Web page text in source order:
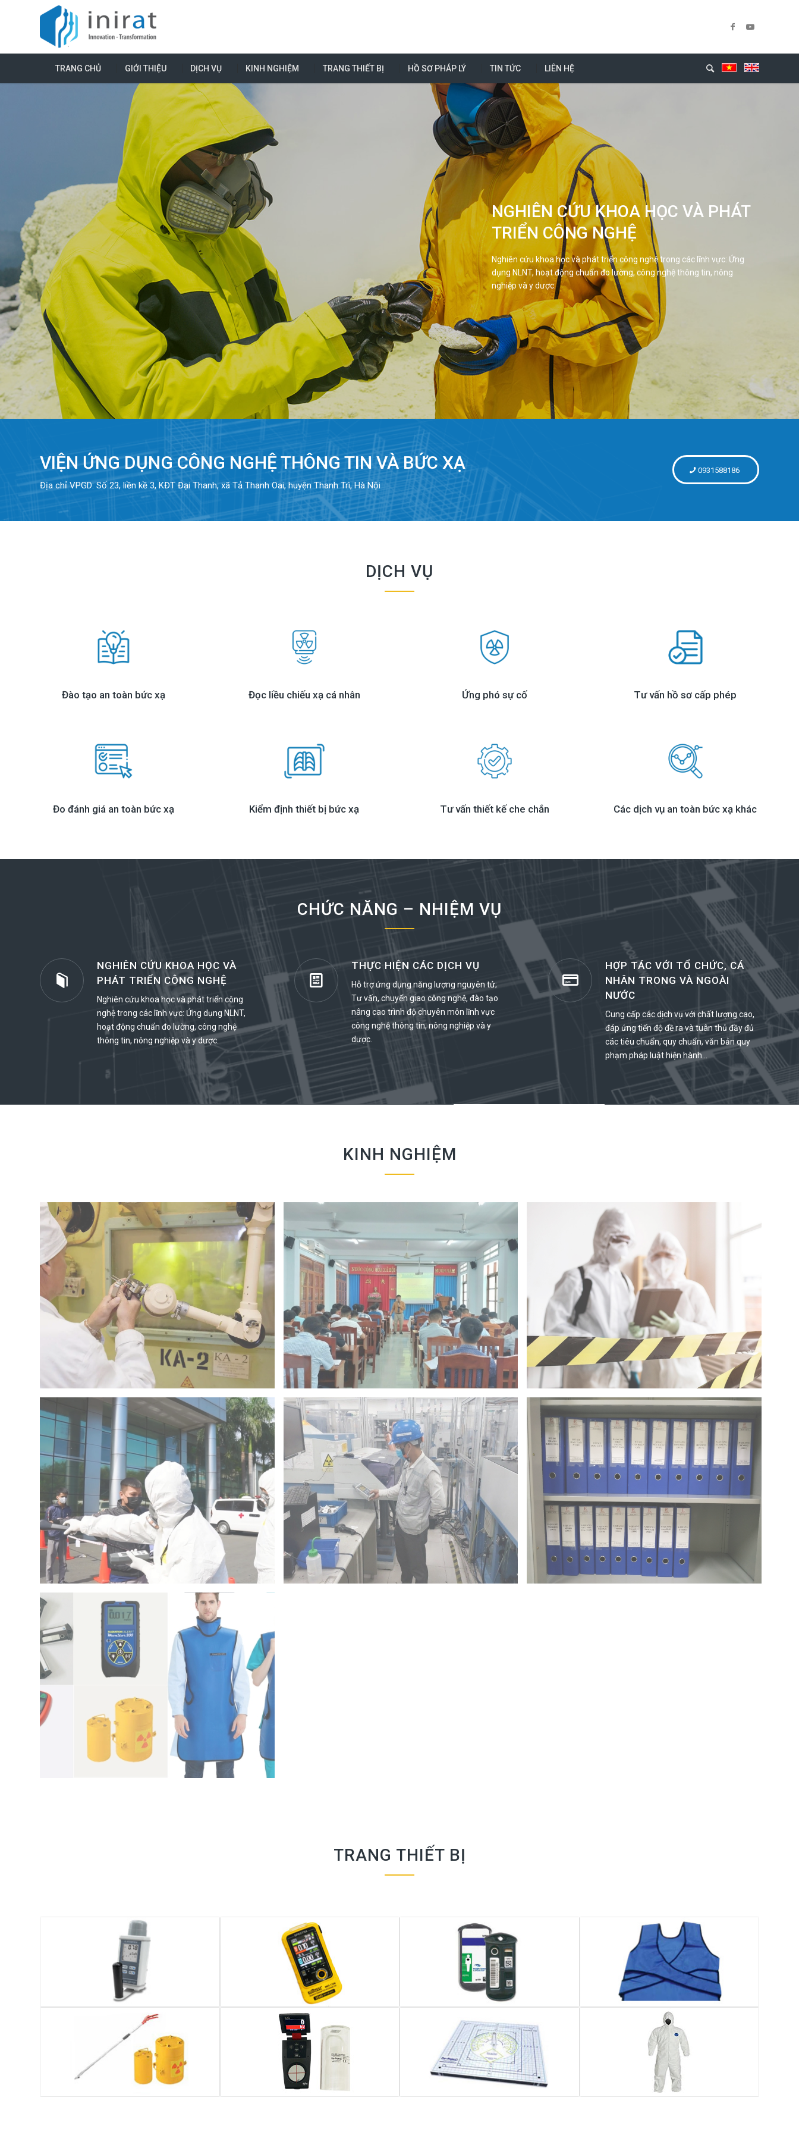
TRANG CHỦ GIỚI THIỆU DỊCH VỤ KINH NGHIỆM TRANG THIẾT BỊ HỒ SƠ PHÁP LÝ TIN TỨC LIÊN HỆ
NGHIÊN CỨU KHOA HỌC VÀ PHÁT
TRIỂN CÔNG NGHỆ
Nghiên cứu khoa học và phát triển công nghệ trong các lĩnh vực: Ứng
dụng NLNT, hoạt động chuẩn đo lường, công nghệ thông tin, nông
nghiệp và y dược.
VIỆN ỨNG DỤNG CÔNG NGHỆ THÔNG TIN VÀ BỨC XẠ
Địa chỉ VPGD: Số 23, liền kề 3, KĐT Đại Thanh, xã Tả Thanh Oai, huyện Thanh Trì, Hà Nội
0931588186
DỊCH VỤ
Đào tạo an toàn bức xạ Đọc liều chiếu xạ cá nhân Ứng phó sự cố Tư vấn hồ sơ cấp phép
Đo đánh giá an toàn bức xạ Kiểm định thiết bị bức xạ Tư vấn thiết kế che chắn Các dịch vụ an toàn bức xạ khác
CHỨC NĂNG – NHIỆM VỤ
NGHIÊN CỨU KHOA HỌC VÀ
PHÁT TRIỂN CÔNG NGHỆ
Nghiên cứu khoa học và phát triển công
nghệ trong các lĩnh vực: Ứng dụng NLNT,
hoạt động chuẩn đo lường, công nghệ
thông tin, nông nghiệp và y dược.
THỰC HIỆN CÁC DỊCH VỤ
Hỗ trợ ứng dụng năng lượng nguyên tử;
Tư vấn, chuyển giao công nghệ, đào tạo
nâng cao trình độ chuyên môn lĩnh vực
công nghệ thông tin, nông nghiệp và y
dược.
HỢP TÁC VỚI TỔ CHỨC, CÁ
NHÂN TRONG VÀ NGOÀI
NƯỚC
Cung cấp các dịch vụ với chất lượng cao,
đáp ứng tiến độ đề ra và tuân thủ đầy đủ
các tiêu chuẩn, quy chuẩn, văn bản quy
phạm pháp luật hiện hành…
KINH NGHIỆM
Đọc liều chiếu xạ cá nhân Đào tạo an toàn bức xạ Xây dựng kế hoạch ứng phó sự cố bức xạ
Diễn tập kế hoạch ứng phó sự cố bức xạ, hạt nhân
TRANG THIẾT BỊ